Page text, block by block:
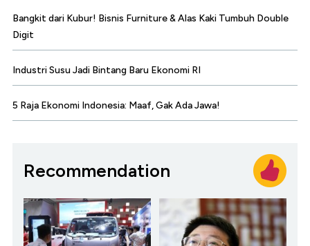
Bangkit dari Kubur! Bisnis Furniture & Alas Kaki Tumbuh Double
Digit
Industri Susu Jadi Bintang Baru Ekonomi RI
5 Raja Ekonomi Indonesia: Maaf, Gak Ada Jawa!
Recommendation